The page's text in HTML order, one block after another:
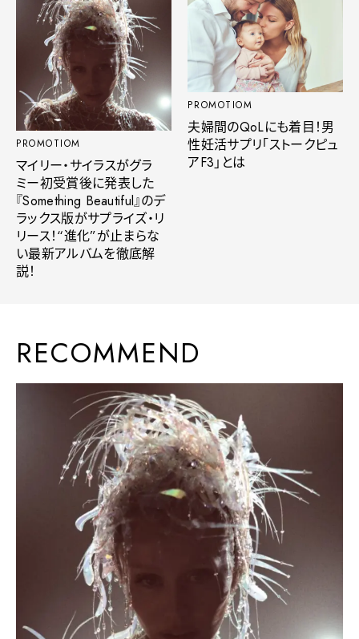
PROMOTIOM
マイリー・サイラスがグラ
ミー初受賞後に発表した
『Something Beautiful』のデ
ラックス版がサプライズ・リ
リース！“進化”が止まらな
い最新アルバムを徹底解
説！
PROMOTIOM
夫婦間のQoLにも着目！男
性妊活サプリ「ストークピュ
アF3」とは
RECOMMEND